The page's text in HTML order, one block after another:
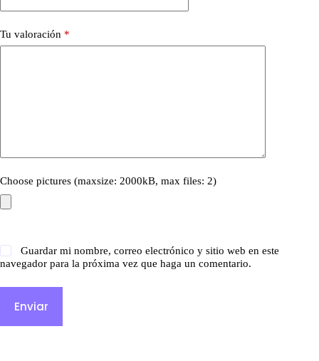
Tu valoración *
Choose pictures (maxsize: 2000kB, max files: 2)
Guardar mi nombre, correo electrónico y sitio web en este
navegador para la próxima vez que haga un comentario.
Enviar